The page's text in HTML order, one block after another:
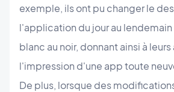
exemple, ils ont pu changer le
l'application du jour au lendemain
blanc au noir, donnant ainsi à
l'impression d'une app toute
De plus, lorsque des